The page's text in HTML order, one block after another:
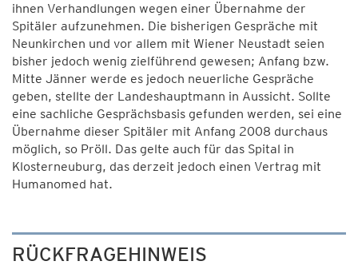
ihnen Verhandlungen wegen einer Übernahme der
Spitäler aufzunehmen. Die bisherigen Gespräche mit
Neunkirchen und vor allem mit Wiener Neustadt seien
bisher jedoch wenig zielführend gewesen; Anfang bzw.
Mitte Jänner werde es jedoch neuerliche Gespräche
geben, stellte der Landeshauptmann in Aussicht. Sollte
eine sachliche Gesprächsbasis gefunden werden, sei eine
Übernahme dieser Spitäler mit Anfang 2008 durchaus
möglich, so Pröll. Das gelte auch für das Spital in
Klosterneuburg, das derzeit jedoch einen Vertrag mit
Humanomed hat.
RÜCKFRAGEHINWEIS